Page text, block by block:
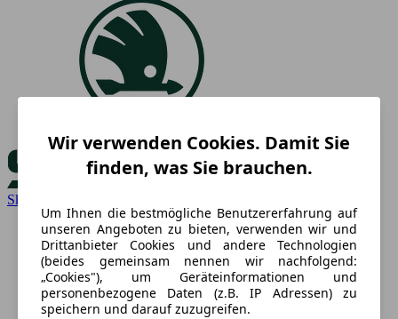
Skoda
Wir verwenden Cookies. Damit Sie
finden, was Sie brauchen.
Um Ihnen die bestmögliche Benutzererfahrung auf
unseren Angeboten zu bieten, verwenden wir und
Drittanbieter Cookies und andere Technologien
(beides gemeinsam nennen wir nachfolgend:
„Cookies"), um Geräteinformationen und
personenbezogene Daten (z.B. IP Adressen) zu
speichern und darauf zuzugreifen.